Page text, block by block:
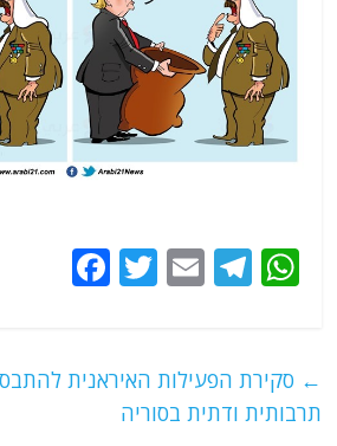
W
s
A
T
g
ra
E
l
T
er
e ← סקירת הפעילות האיראנית
תרבותית ודתית בסוריה